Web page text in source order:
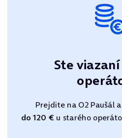
Ste
Prejdite na O2 Paušál a
do 120 € u starého